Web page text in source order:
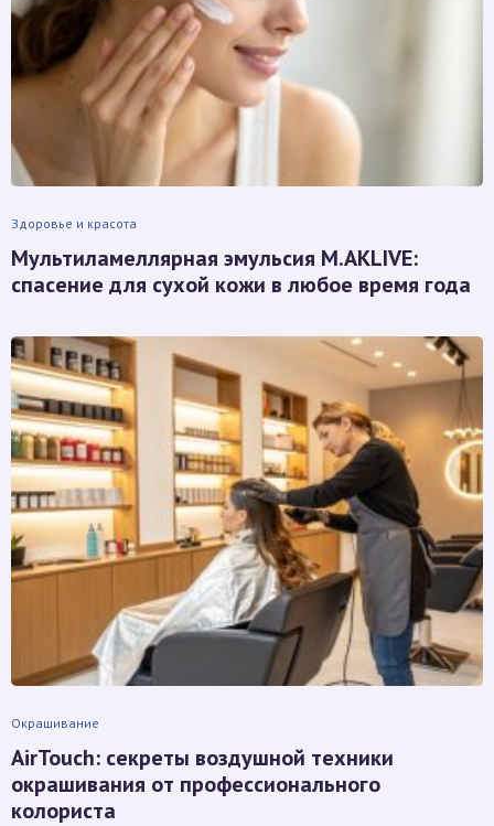
Здоровье и красота
Мультиламеллярная эмульсия M.AKLIVE:
спасение для сухой кожи в любое время года
Окрашивание
AirTouch: секреты воздушной техники
окрашивания от профессионального
колориста